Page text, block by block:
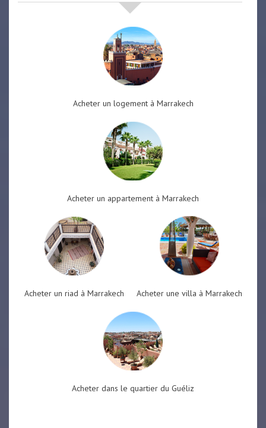
Acheter un logement à Marrakech
Acheter un appartement à Marrakech
Acheter un riad à Marrakech Acheter une villa à Marrakech
Acheter dans le quartier du Guéliz